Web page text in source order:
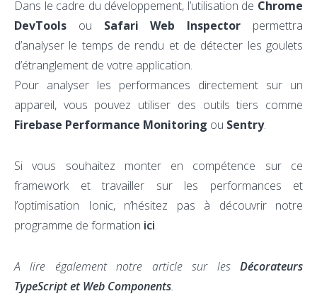
Dans le cadre du développement, l’utilisation de Chrome
DevTools ou Safari Web Inspector permettra
d’analyser le temps de rendu et de détecter les goulets
d’étranglement de votre application.
Pour analyser les performances directement sur un
appareil, vous pouvez utiliser des outils tiers comme
Firebase Performance Monitoring ou Sentry.
Si vous souhaitez monter en compétence sur ce
framework et travailler sur les performances et
l’optimisation Ionic, n’hésitez pas à découvrir notre
programme de formation ici.
A lire également notre article sur les Décorateurs
TypeScript et Web Components.